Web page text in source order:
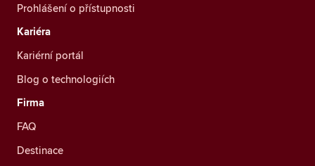
Prohlášení o přístupnosti
Kariéra
Kariérní portál
Blog o technologiích
Firma
FAQ
Destinace